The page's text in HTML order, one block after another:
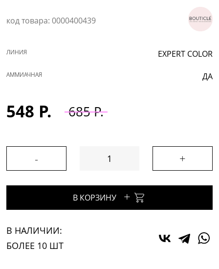
код товара: 0000400439
EXPERT COLOR
ЛИНИЯ
ДА
АММИАЧНАЯ
548 Р. 685 Р.
- +
В КОРЗИНУ +
В НАЛИЧИИ:
БОЛЕЕ 10 ШТ